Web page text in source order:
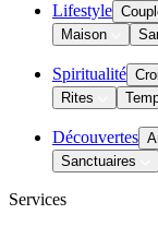
Lifestyle
Maison
Spiritualité
Rites
Découvertes
Sanctuaires
Services